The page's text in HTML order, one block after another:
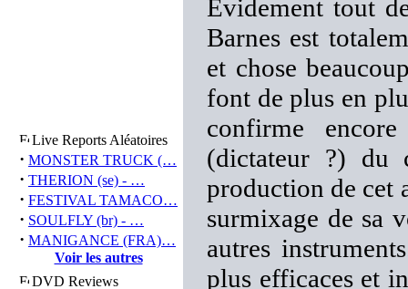
Live Reports Aléatoires
· MONSTER TRUCK (…
· THERION (se) - …
· FESTIVAL TAMACO…
· SOULFLY (br) - …
· MANIGANCE (FRA)…
Voir les autres
DVD Reviews
Evidement tout
Barnes est
et chose
font de plus en
confirme
(dictateur ?) du
production de cet
surmixage de sa
autres
plus efficaces et